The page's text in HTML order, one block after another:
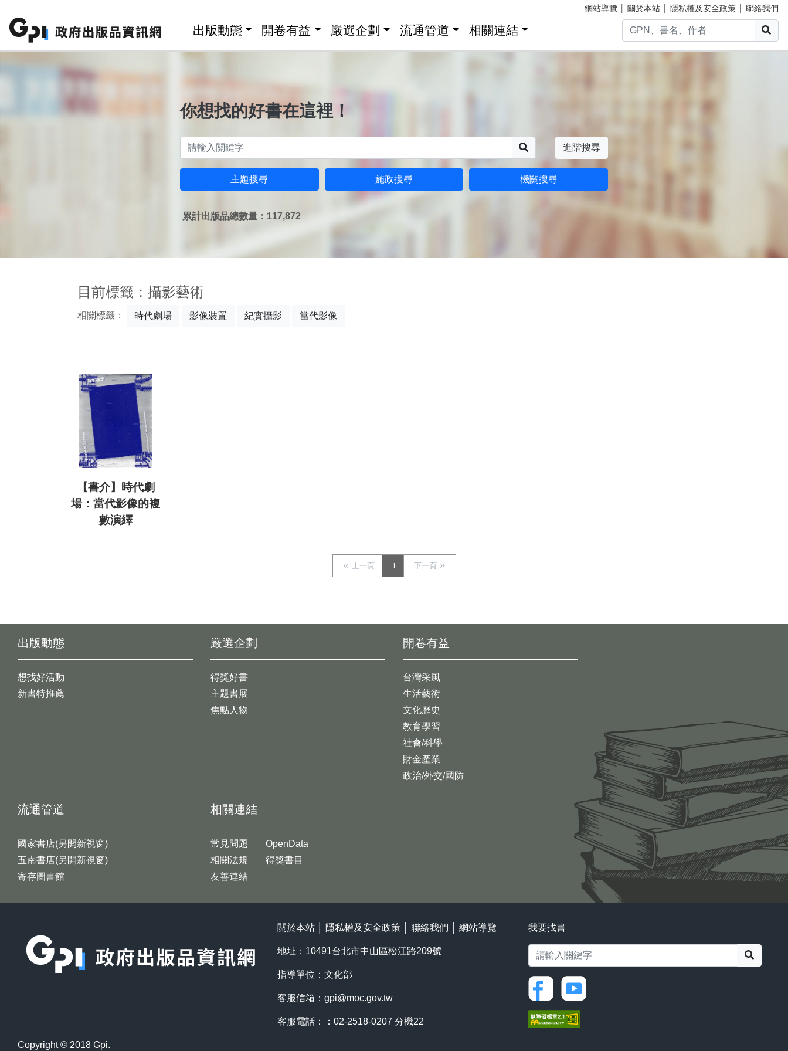
網站導覽 關於本站 隱私權及安全政策 聯絡我們
出版動態 開卷有益 嚴選企劃 流通管道 相關連結
你想找的好書在這裡！
進階搜尋
主題搜尋 施政搜尋 機關搜尋
累計出版品總數量：117,872
目前標籤：攝影藝術
相關標籤： 時代劇場 影像裝置 紀實攝影 當代影像
【書介】時代劇
場：當代影像的複
數演繹
上一頁 1 下一頁
出版動態
想找好活動
新書特推薦
開卷有益
台灣采風
生活藝術
文化歷史
教育學習
社會/科學
財金產業
政治/外交/國防
嚴選企劃
得獎好書
主題書展
焦點人物
流通管道
國家書店(另開新視窗)
五南書店(另開新視窗)
寄存圖書館
相關連結
常見問題
相關法規
友善連結
OpenData
得獎書目
關於本站 隱私權及安全政策 聯絡我們 網站導覽
地址：10491台北市中山區松江路209號
指導單位：文化部
客服信箱： gpi@moc.gov.tw
客服電話：：02-2518-0207 分機22
我要找書
Copyright © 2018 Gpi.